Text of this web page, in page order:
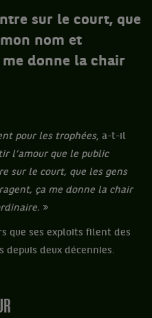
sur le court, que
nom et
me donne la chair
pour les trophées, a-t-il
l’amour que le public
sur le court, que les gens
ça me donne la chair
»
que ses exploits filent des
depuis deux décennies.